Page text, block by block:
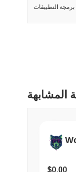
9.17%
التطبيقات
المشابهة
$0.00